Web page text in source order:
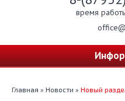
время
Главная » Новости » Новый